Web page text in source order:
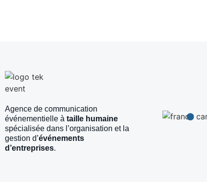
Agence de communication
événementielle à taille humaine
spécialisée dans l’organisation et la
gestion d’événements
d’entreprises.